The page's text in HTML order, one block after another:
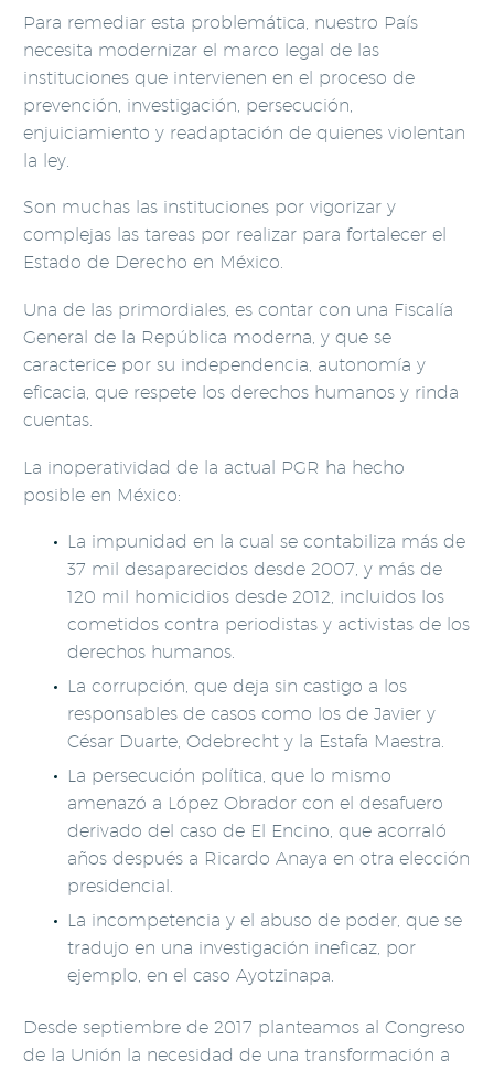
Para remediar esta problemática, nuestro País
necesita modernizar el marco legal de las
instituciones que intervienen en el proceso de
prevención, investigación, persecución,
enjuiciamiento y readaptación de quienes violentan
la ley.
Son muchas las instituciones por vigorizar y
complejas las tareas por realizar para fortalecer el
Estado de Derecho en México.
Una de las primordiales, es contar con una Fiscalía
General de la República moderna, y que se
caracterice por su independencia, autonomía y
eficacia, que respete los derechos humanos y rinda
cuentas.
La inoperatividad de la actual PGR ha hecho
posible en México:
La impunidad en la cual se contabiliza más de
37 mil desaparecidos desde 2007, y más de
120 mil homicidios desde 2012, incluidos los
cometidos contra periodistas y activistas de los
derechos humanos.
La corrupción, que deja sin castigo a los
responsables de casos como los de Javier y
César Duarte, Odebrecht y la Estafa Maestra.
La persecución política, que lo mismo
amenazó a López Obrador con el desafuero
derivado del caso de El Encino, que acorraló
años después a Ricardo Anaya en otra elección
presidencial.
La incompetencia y el abuso de poder, que se
tradujo en una investigación ineficaz, por
ejemplo, en el caso Ayotzinapa.
Desde septiembre de 2017 planteamos al Congreso
de la Unión la necesidad de una transformación a